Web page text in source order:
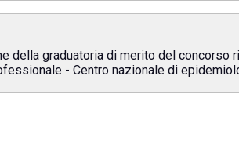
della graduatoria di merito del
- Centro nazionale di